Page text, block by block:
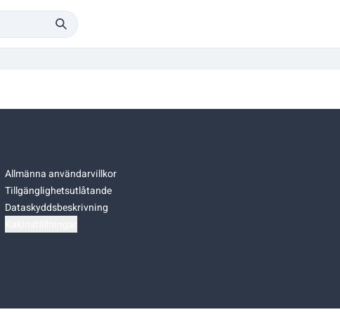
Allmänna användarvillkor
Tillgänglighetsutlåtande
Dataskyddsbeskrivning